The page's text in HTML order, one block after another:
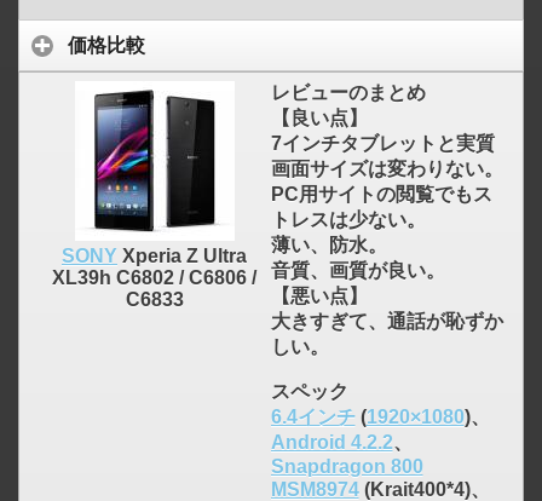
価格比較
SONY Xperia Z Ultra
XL39h C6802 / C6806 /
C6833
レビューのまとめ
【良い点】
7インチタブレットと実質
画面サイズは変わりない。
PC用サイトの閲覧でもス
トレスは少ない。
薄い、防水。
音質、画質が良い。
【悪い点】
大きすぎて、通話が恥ずか
しい。
スペック
6.4インチ(1920×1080)、
Android 4.2.2、
Snapdragon 800
MSM8974(Krait400*4)、
click to expand contents